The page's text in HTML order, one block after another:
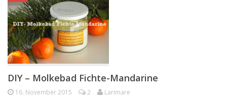
DIY – Molkebad Fichte-Mandarine
16. November 2015 2 Larimare